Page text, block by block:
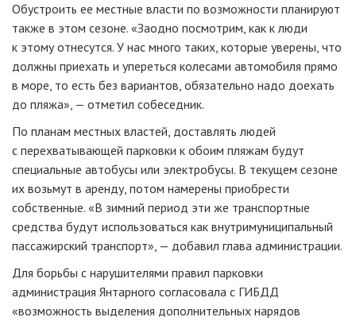
Обустроить ее местные власти по возможности планируют
также в этом сезоне. «Заодно посмотрим, как к люди
к этому отнесутся. У нас много таких, которые уверены, что
должны приехать и упереться колесами автомобиля прямо
в море, то есть без вариантов, обязательно надо доехать
до пляжа», — отметил собеседник.
По планам местных властей, доставлять людей
с перехватывающей парковки к обоим пляжам будут
специальные автобусы или электробусы. В текущем сезоне
их возьмут в аренду, потом намерены приобрести
собственные. «В зимний период эти же транспортные
средства будут использоваться как внутримуниципальный
пассажирский транспорт», — добавил глава администрации.
Для борьбы с нарушителями правил парковки
администрация Янтарного согласовала с ГИБДД
«возможность выделения дополнительных нарядов